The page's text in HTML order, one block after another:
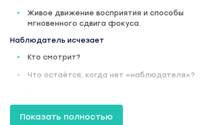
Живое движение восприятия и способы
мгновенного сдвига фокуса.
Наблюдатель исчезает
Кто смотрит?
Что остаётся, когда нет «наблюдателя»?
смотримое?
Иллюзия выбора
Показать полностью